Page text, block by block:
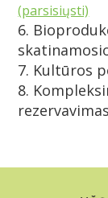
(parsisiųsti)
6.
7. Kultūros
8.